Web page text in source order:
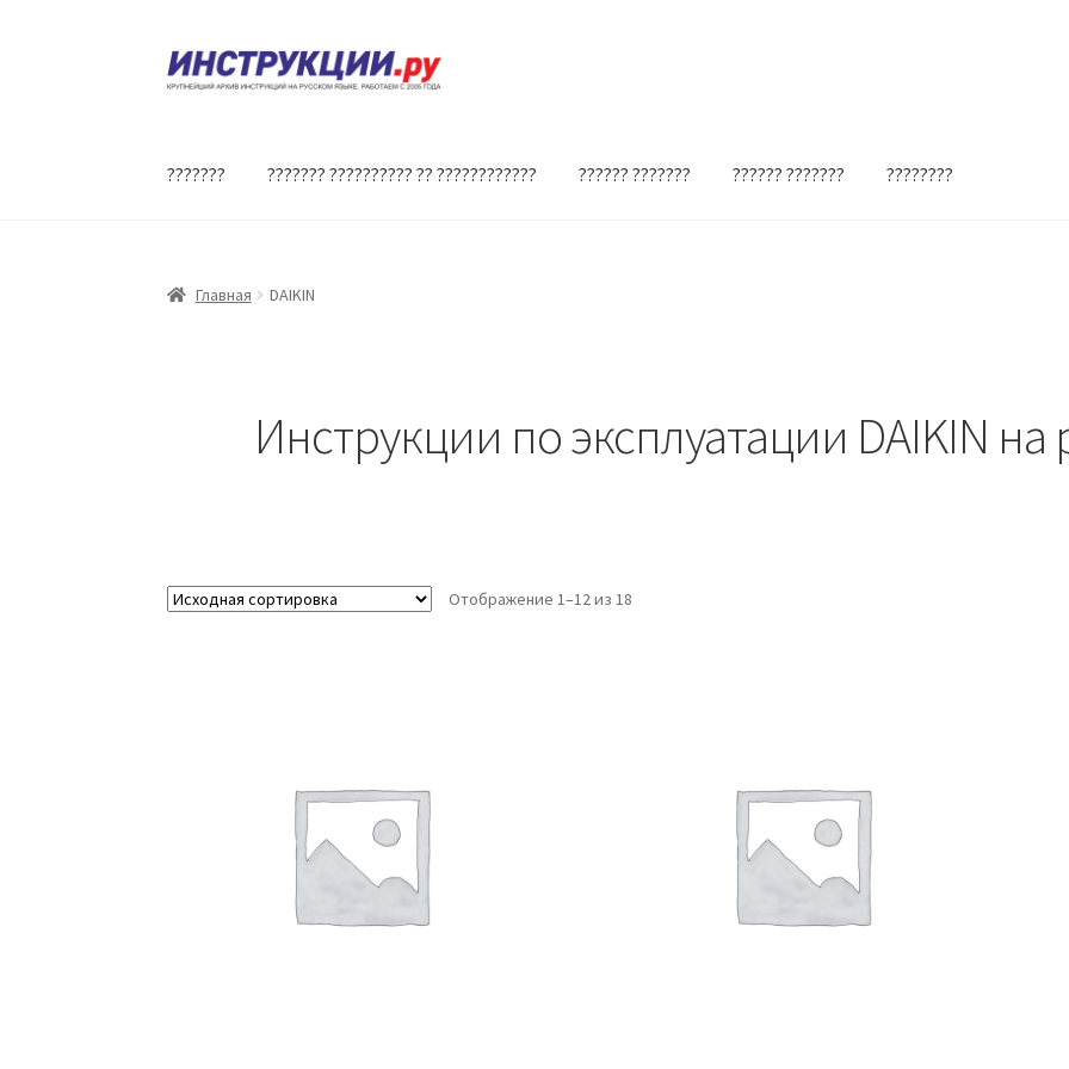
Перейти
к
Перейти
к
??????? ??????? ?????????? ?? ???????????? ?????? ??????? ?????? ??????? ????????
Главная DAIKIN
Инструкции по эксплуатации DAIKIN на
Отображение 1–12 из 18